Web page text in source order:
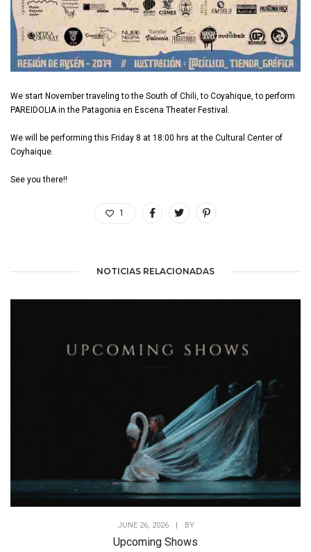
We start November traveling to the South of Chili, to Coyahique, to perform
PAREIDOLIA in the Patagonia en Escena Theater Festival.
We will be performing this Friday 8 at 18:00 hrs at the Cultural Center of
Coyhaique.
See you there!!
1
NOTICIAS RELACIONADAS
JUNE 26, 2026 BY
Upcoming Shows